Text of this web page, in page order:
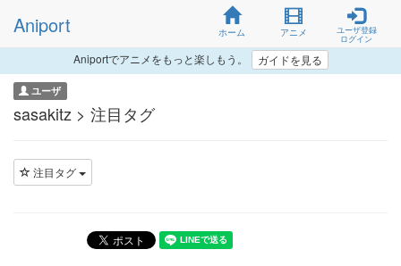
Aniport ホーム アニメ
ユーザ登録
ログイン
Aniportでアニメをもっと楽しもう。 ガイドを見る
ユーザ
sasakitz > 注目タグ
注目タグ